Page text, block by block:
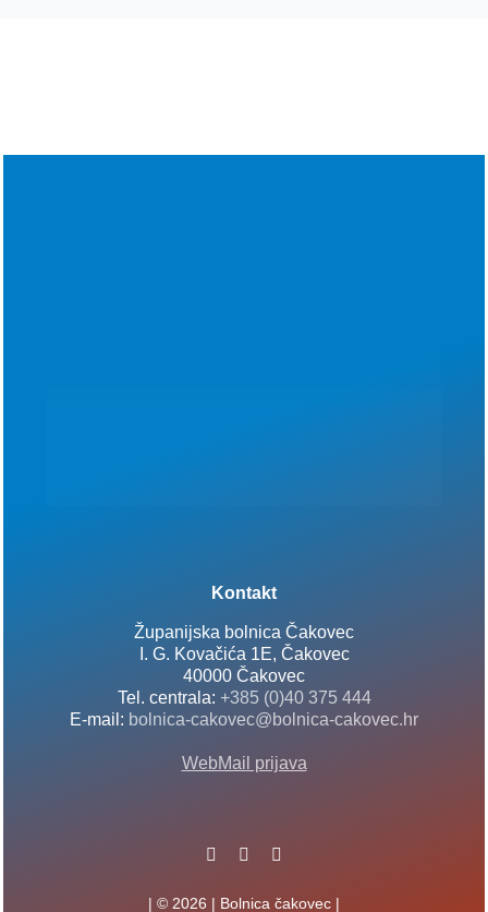
Kontakt
Županijska bolnica Čakovec
I. G. Kovačića 1E, Čakovec
40000 Čakovec
Tel. centrala: +385 (0)40 375 444
E-mail: bolnica-cakovec@bolnica-cakovec.hr
WebMail prijava
| © 2026 | Bolnica čakovec |